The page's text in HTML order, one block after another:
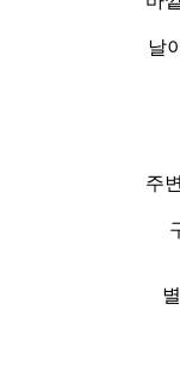
날
주